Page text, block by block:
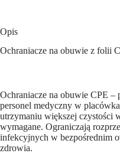
x
szt
Opis
Ochraniacze na obuwie z folii
Ochraniacze na obuwie CPE –
personel medyczny w
utrzymaniu większej czystości
wymagane. Ograniczają
infekcyjnych w bezpośrednim
zdrowia.